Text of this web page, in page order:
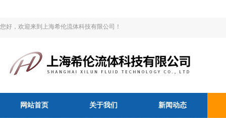
您好，欢迎来到上海希伦流体科技有限公司！
网站首页 关于我们 新闻动态